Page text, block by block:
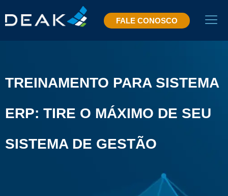
FALE CONOSCO
TREINAMENTO PARA SISTEMA
ERP: TIRE O MÁXIMO DE SEU
SISTEMA DE GESTÃO